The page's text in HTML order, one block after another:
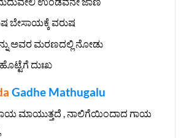
ಬೇಸಾಯಕ್ಕೆ ವರುಷ
ಅವರ ಮರಣದಲ್ಲಿ ನೋಡು
ದುಃಖ
Gadhe Mathugalu
ಗಾಯ ಮಾಯುತ್ತದೆ , ನಾಲಿಗೆಯಿಂದಾದ ಗಾಯ